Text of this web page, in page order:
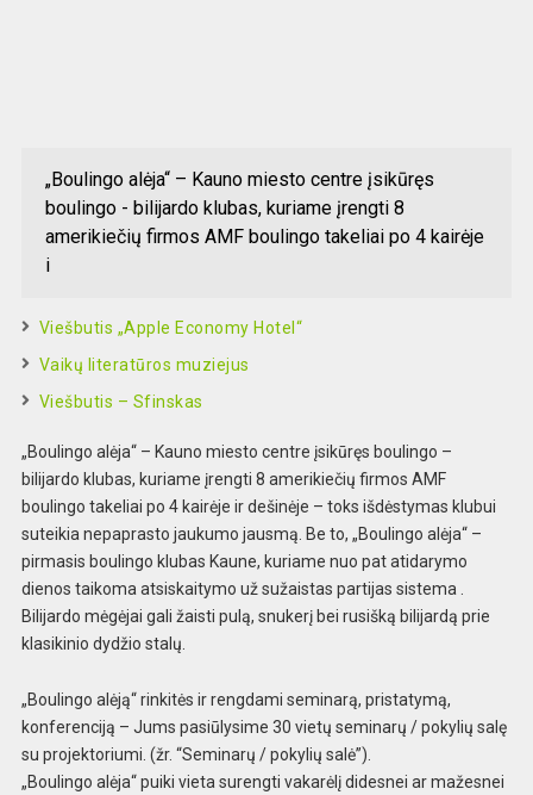
„Boulingo alėja“ – Kauno miesto centre įsikūręs
boulingo - bilijardo klubas, kuriame įrengti 8
amerikiečių firmos AMF boulingo takeliai po 4 kairėje
i
Viešbutis „Apple Economy Hotel“
Vaikų literatūros muziejus
Viešbutis – Sfinskas
„Boulingo alėja“ – Kauno miesto centre įsikūręs boulingo –
bilijardo klubas, kuriame įrengti 8 amerikiečių firmos AMF
boulingo takeliai po 4 kairėje ir dešinėje – toks išdėstymas klubui
suteikia nepaprasto jaukumo jausmą. Be to, „Boulingo alėja“ –
pirmasis boulingo klubas Kaune, kuriame nuo pat atidarymo
dienos taikoma atsiskaitymo už sužaistas partijas sistema .
Bilijardo mėgėjai gali žaisti pulą, snukerį bei rusišką bilijardą prie
klasikinio dydžio stalų.
„Boulingo alėją“ rinkitės ir rengdami seminarą, pristatymą,
konferenciją – Jums pasiūlysime 30 vietų seminarų / pokylių salę
su projektoriumi. (žr. “Seminarų / pokylių salė”).
„Boulingo alėja“ puiki vieta surengti vakarėlį didesnei ar mažesnei